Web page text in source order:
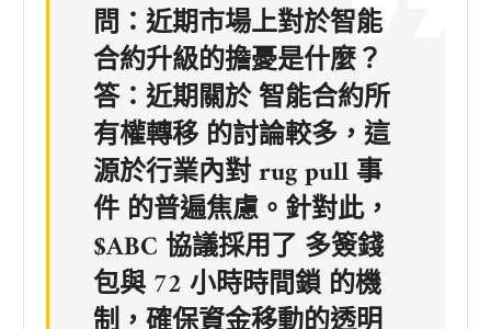
問：近期市場上對於智能
合約升級的擔憂是什麼？
答：近期關於智能合約所
有權轉移 的討論較多，這
源於行業內對rug pull 事
件 的普遍焦慮。針對此，
$ABC 協議採用了 多簽錢
包與 72 小時時間鎖的機